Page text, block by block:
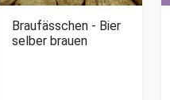
Braufässchen - Bier
selber brauen